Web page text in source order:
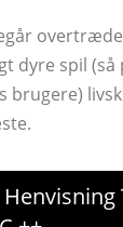
dyre spil (så
brugere)